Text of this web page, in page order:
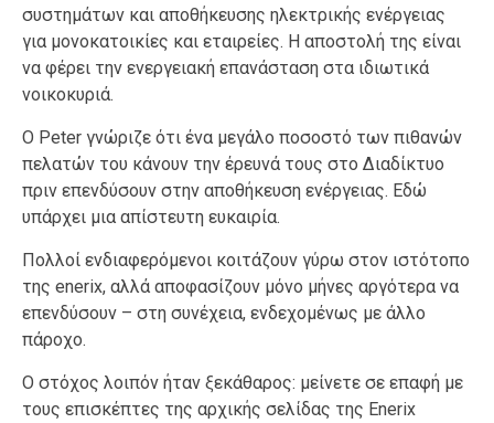
συστημάτων και αποθήκευσης ηλεκτρικής ενέργειας
για μονοκατοικίες και εταιρείες. Η αποστολή της είναι
να φέρει την ενεργειακή επανάσταση στα ιδιωτικά
νοικοκυριά.
Ο Peter γνώριζε ότι ένα μεγάλο ποσοστό των πιθανών
πελατών του κάνουν την έρευνά τους στο Διαδίκτυο
πριν επενδύσουν στην αποθήκευση ενέργειας. Εδώ
υπάρχει μια απίστευτη ευκαιρία.
Πολλοί ενδιαφερόμενοι κοιτάζουν γύρω στον ιστότοπο
της enerix, αλλά αποφασίζουν μόνο μήνες αργότερα να
επενδύσουν – στη συνέχεια, ενδεχομένως με άλλο
πάροχο.
Ο στόχος λοιπόν ήταν ξεκάθαρος: μείνετε σε επαφή με
τους επισκέπτες της αρχικής σελίδας της Enerix